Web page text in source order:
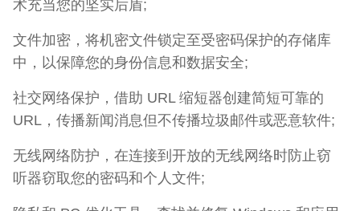
术充当您的坚实后盾;
文件加密，将机密文件锁定至受密码保护的存储库
中，以保障您的身份信息和数据安全;
社交网络保护，借助 URL 缩短器创建简短可靠的
URL，传播新闻消息但不传播垃圾邮件或恶意软件;
无线网络防护，在连接到开放的无线网络时防止窃
听器窃取您的密码和个人文件;